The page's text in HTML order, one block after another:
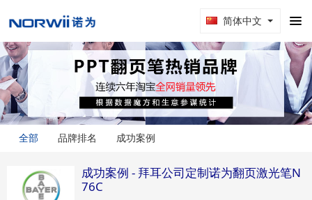
简体中文
全部 品牌排名 成功案例
成功案例 - 拜耳公司定制诺为翻页激光笔N
76C